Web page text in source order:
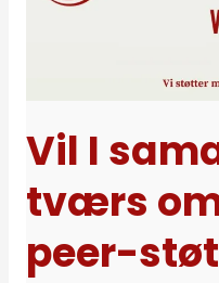
Vil I
tværs
peer-
samarbejde
frivillig
peer-
støtte?